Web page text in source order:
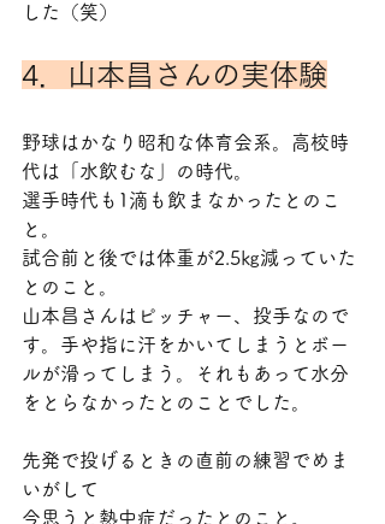
した（笑）
4．山本昌さんの実体験
野球はかなり昭和な体育会系。高校時
代は「水飲むな」の時代。
選手時代も1滴も飲まなかったとのこ
と。
試合前と後では体重が2.5㎏減っていた
とのこと。
山本昌さんはピッチャー、投手なので
す。手や指に汗をかいてしまうとボー
ルが滑ってしまう。それもあって水分
をとらなかったとのことでした。
先発で投げるときの直前の練習でめま
いがして
今思うと熱中症だったとのこと。